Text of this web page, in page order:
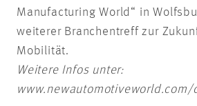
Manufacturing World“ in
weiterer Branchentreff zur
Mobilität.
Weitere Infos unter:
www.newautomotiveworld.com/